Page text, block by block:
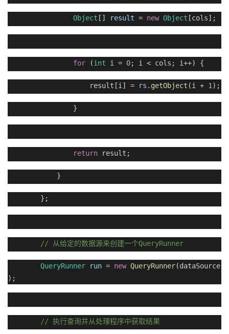
Object [] result = new Object [cols];
for (int i = 0; i < cols; i++) {
result[i] = rs . getObject (i + 1 );
}
return result;
}
};
// 从给定的数据源来创建一个QueryRunner
QueryRunner run = new QueryRunner(dataSource
);
// 执行查询并从处理程序中获取结果